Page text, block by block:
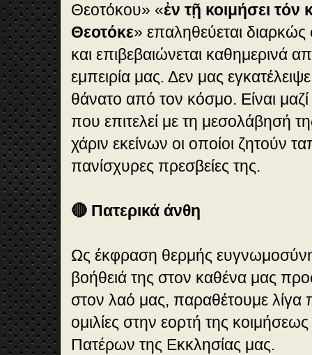
Θεοτόκου» «ἐν τῇ κοιμήσει τόν
Θεοτόκε» επαληθεύεται
και επιβεβαιώνεται καθημερινά
εμπειρία μας. Δεν μας
θάνατο από τον κόσμο. Είναι
που επιτελεί με τη μεσολάβησή
χάριν εκείνων οι οποίοι ζητούν
πανίσχυρες πρεσβείες της.
🔴 Πατερικά άνθη
Ως έκφραση θερμής
βοήθειά της στον καθένα μας
στον λαό μας, παραθέτουμε λίγα
ομιλίες στην εορτή της
Πατέρων της Εκκλησίας μας.